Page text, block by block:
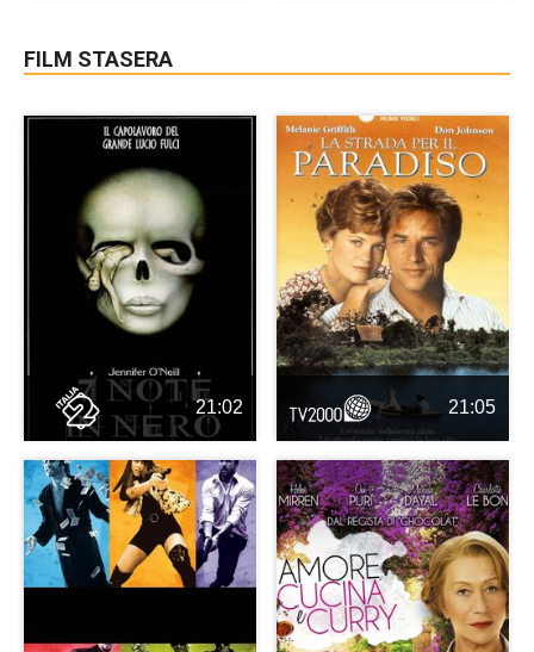
FILM STASERA
21:02 21:05